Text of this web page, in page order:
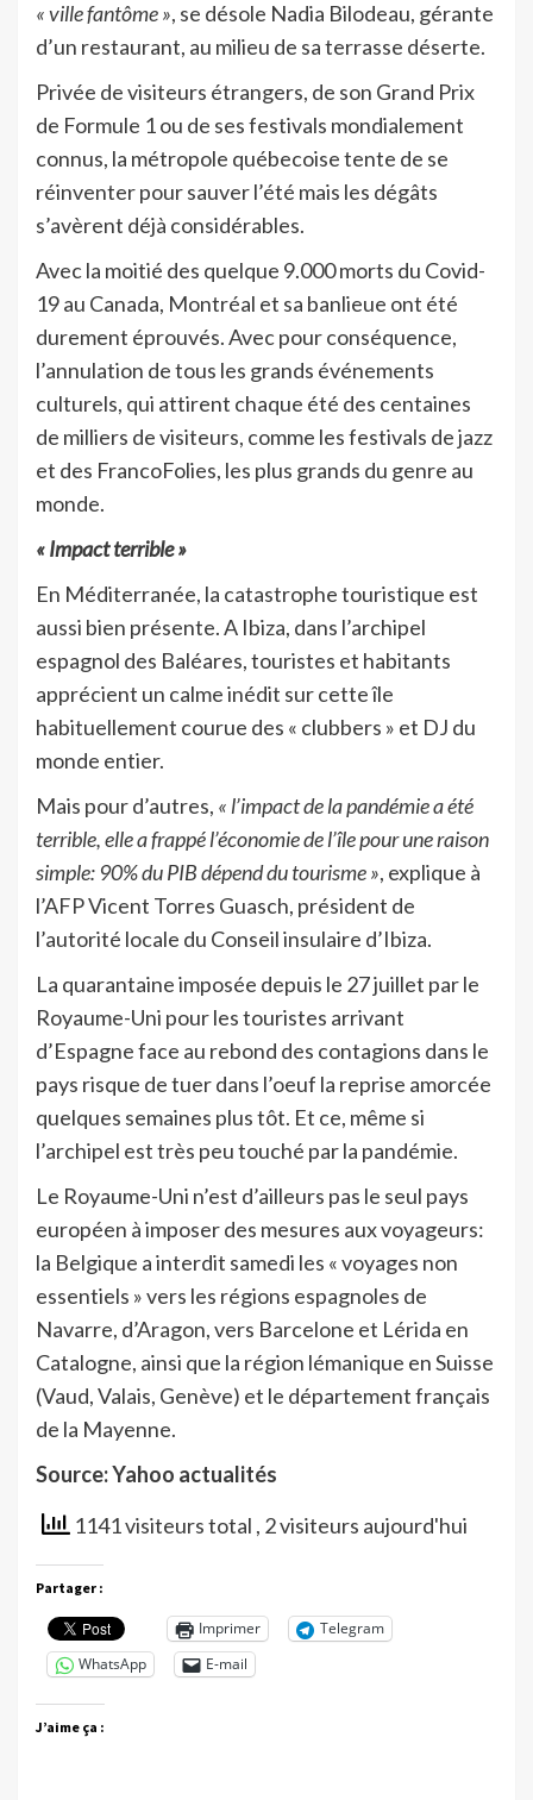
« ville fantôme », se désole Nadia Bilodeau, gérante
d’un restaurant, au milieu de sa terrasse déserte.
Privée de visiteurs étrangers, de son Grand Prix
de Formule 1 ou de ses festivals mondialement
connus, la métropole québecoise tente de se
réinventer pour sauver l’été mais les dégâts
s’avèrent déjà considérables.
Avec la moitié des quelque 9.000 morts du Covid-
19 au Canada, Montréal et sa banlieue ont été
durement éprouvés. Avec pour conséquence,
l’annulation de tous les grands événements
culturels, qui attirent chaque été des centaines
de milliers de visiteurs, comme les festivals de jazz
et des FrancoFolies, les plus grands du genre au
monde.
« Impact terrible »
En Méditerranée, la catastrophe touristique est
aussi bien présente. A Ibiza, dans l’archipel
espagnol des Baléares, touristes et habitants
apprécient un calme inédit sur cette île
habituellement courue des « clubbers » et DJ du
monde entier.
Mais pour d’autres, « l’impact de la pandémie a été
terrible, elle a frappé l’économie de l’île pour une raison
simple: 90% du PIB dépend du tourisme », explique à
l’AFP Vicent Torres Guasch, président de
l’autorité locale du Conseil insulaire d’Ibiza.
La quarantaine imposée depuis le 27 juillet par le
Royaume-Uni pour les touristes arrivant
d’Espagne face au rebond des contagions dans le
pays risque de tuer dans l’oeuf la reprise amorcée
quelques semaines plus tôt. Et ce, même si
l’archipel est très peu touché par la pandémie.
Le Royaume-Uni n’est d’ailleurs pas le seul pays
européen à imposer des mesures aux voyageurs:
la Belgique a interdit samedi les « voyages non
essentiels » vers les régions espagnoles de
Navarre, d’Aragon, vers Barcelone et Lérida en
Catalogne, ainsi que la région lémanique en Suisse
(Vaud, Valais, Genève) et le département français
de la Mayenne.
Source: Yahoo actualités
1141 visiteurs total , 2 visiteurs aujourd'hui
Partager :
Imprimer
Telegram
WhatsApp
E-mail
J’aime ça :